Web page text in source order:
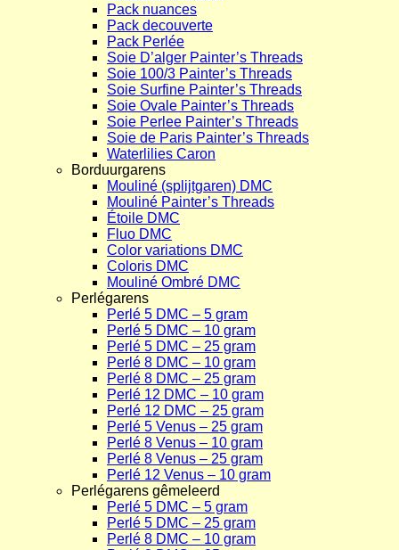
Pack nuances
Pack decouverte
Pack Perlée
Soie D’alger Painter’s Threads
Soie 100/3 Painter’s Threads
Soie Surfine Painter’s Threads
Soie Ovale Painter’s Threads
Soie Perlee Painter’s Threads
Soie de Paris Painter’s Threads
Waterlilies Caron
Borduurgarens
Mouliné (splijtgaren) DMC
Mouliné Painter’s Threads
Étoile DMC
Fluo DMC
Color variations DMC
Coloris DMC
Mouliné Ombré DMC
Perlégarens
Perlé 5 DMC – 5 gram
Perlé 5 DMC – 10 gram
Perlé 5 DMC – 25 gram
Perlé 8 DMC – 10 gram
Perlé 8 DMC – 25 gram
Perlé 12 DMC – 10 gram
Perlé 12 DMC – 25 gram
Perlé 5 Venus – 25 gram
Perlé 8 Venus – 10 gram
Perlé 8 Venus – 25 gram
Perlé 12 Venus – 10 gram
Perlégarens gêmeleerd
Perlé 5 DMC – 5 gram
Perlé 5 DMC – 25 gram
Perlé 8 DMC – 10 gram